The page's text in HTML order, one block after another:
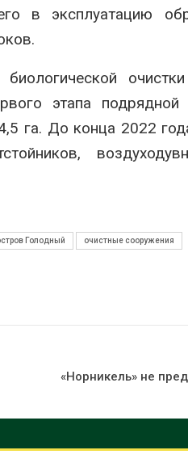
в эксплуатацию
этапа подрядной
га. До конца 2022
Голодный очистные сооружения
«Норникель» не